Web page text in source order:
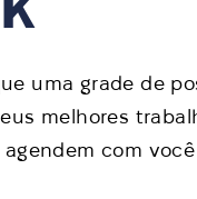
uma grade de
melhores
agendem com